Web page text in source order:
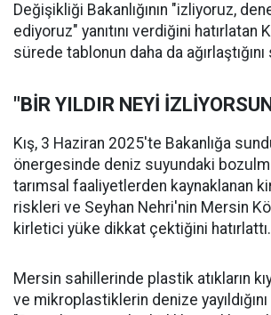
Değişikliği Bakanlığının "izliyoruz,
ediyoruz" yanıtını verdiğini hatırlatan
sürede tablonun daha da
"BİR YILDIR NEYİ
Kış, 3 Haziran 2025'te Bakanlığa
önergesinde deniz suyundaki
tarımsal faaliyetlerden kaynaklanan
riskleri ve Seyhan Nehri'nin Mersin
kirletici yüke dikkat çektiğini hatırlattı.
Mersin sahillerinde plastik atıkların
ve mikroplastiklerin denize